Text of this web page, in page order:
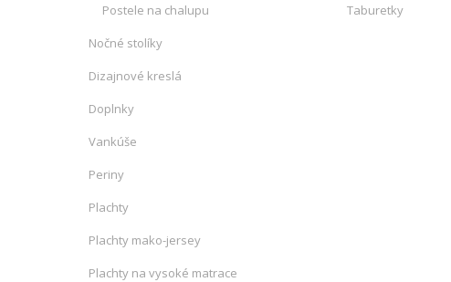
Postele na chalupu
Taburetky
Nočné stolíky
Dizajnové kreslá
Doplnky
Vankúše
Periny
Plachty
Plachty mako-jersey
Plachty na vysoké matrace